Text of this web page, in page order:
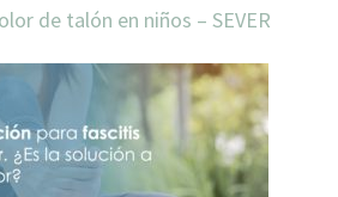
de talón en niños – SEVER